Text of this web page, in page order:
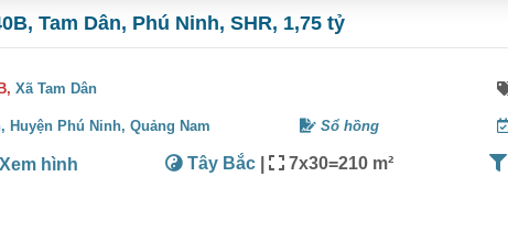
Tam Dân, Phú Ninh, SHR, 1,75 tỷ
Xã Tam Dân
Huyện Phú Ninh,Quảng Nam Sổ hồng
Xem hình Tây Bắc| 7x30=210 m²